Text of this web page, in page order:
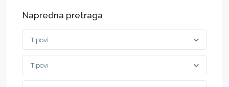
Napredna pretraga
Tipovi
Tipovi